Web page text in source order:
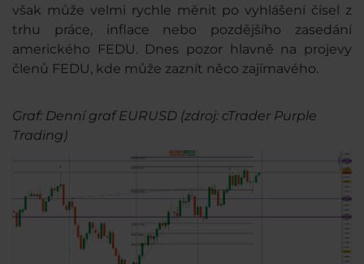
však může velmi rychle měnit po vyhlášení čísel z
trhu práce, inflace nebo pozdějšího zasedání
amerického FEDU. Dnes pozor hlavně na projevy
členů FEDU, kde může zaznít něco zajímavého.
Graf: Denní graf EURUSD (zdroj: cTrader Purple
Trading)